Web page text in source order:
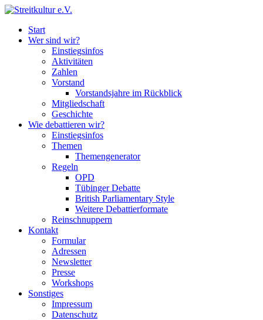
Start
Wer sind wir?
Einstiegsinfos
Aktivitäten
Zahlen
Vorstand
Vorstandsjahre im Rückblick
Mitgliedschaft
Geschichte
Wie debattieren wir?
Einstiegsinfos
Themen
Themengenerator
Regeln
OPD
Tübinger Debatte
British Parliamentary Style
Weitere Debattierformate
Reinschnuppern
Kontakt
Formular
Adressen
Newsletter
Presse
Workshops
Sonstiges
Impressum
Datenschutz